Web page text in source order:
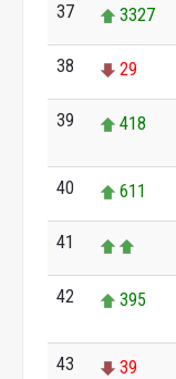
37 3327
38 29
39 418
40 611
41
42 395
43 39